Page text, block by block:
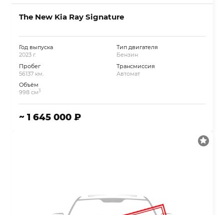
The New Kia Ray Signature
Год выпуска
2023 г.
Пробег
56137 км.
Объём
998 см3
Тип двигателя
Бензин
Трансмиссия
Автомат
~ 1 645 000 ₽